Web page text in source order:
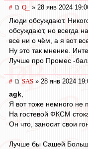
# Q_ » 28 янв 2024
Люди обсуждают.
обсуждают, но всегда
все ни о чём, а я вот
Ну это так мнение.
Лучше про Промес -
# SAS » 28 янв 2024
agk,
Я вот тоже немного не
На гостевой ФКСМ
Он что, заносит свои
Лучше бы Сашей